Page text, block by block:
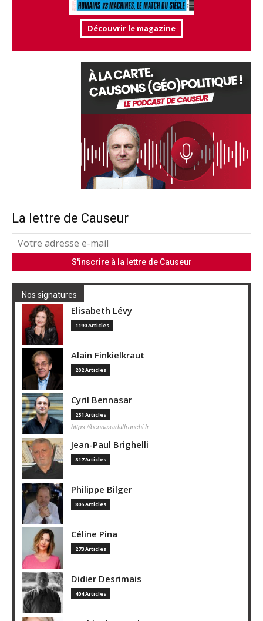
Découvrir le magazine
La lettre de Causeur
Nos signatures
Elisabeth Lévy
1190 Articles
Alain Finkielkraut
202 Articles
Cyril Bennasar
231 Articles
https://bennasarlaffranchi.fr
Jean-Paul Brighelli
817 Articles
Philippe Bilger
806 Articles
Céline Pina
273 Articles
Didier Desrimais
404 Articles